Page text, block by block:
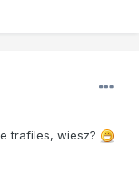
trafiles, wiesz?